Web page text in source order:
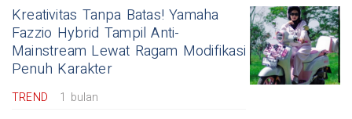
Kreativitas Tanpa Batas! Yamaha
Fazzio Hybrid Tampil Anti-
Mainstream Lewat Ragam Modifikasi
Penuh Karakter
TREND 1 bulan